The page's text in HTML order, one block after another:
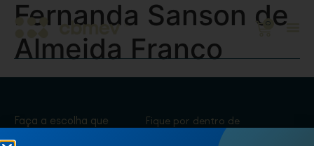
0
Fernanda Sanson de
Almeida Franco
Faça a escolha que
transforma,
Fique por dentro de
tudo que acontece